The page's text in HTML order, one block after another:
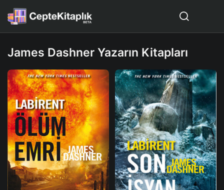
James Dashner Yazarın Kitapları